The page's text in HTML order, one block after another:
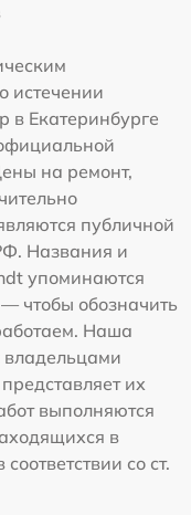
истечении
в Екатеринбурге
на ремонт,
публичной
Названия и
упоминаются
чтобы обозначить
Наша
их
выполняются
в
со ст.